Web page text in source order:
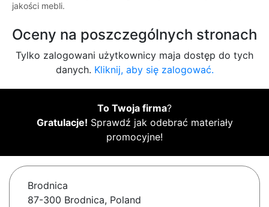
jakości mebli.
Oceny na poszczególnych stronach
Tylko zalogowani użytkownicy maja dostęp do tych
danych. Kliknij, aby się zalogować.
To Twoja firma?
Gratulacje! Sprawdź jak odebrać materiały
promocyjne!
Brodnica
87-300 Brodnica, Poland